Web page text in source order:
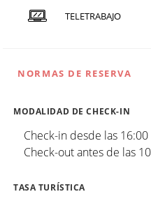
TELETRABAJO
NORMAS DE RESERVA
MODALIDAD DE CHECK-IN
Check-in desde las
Check-out antes de las
TASA TURÍSTICA